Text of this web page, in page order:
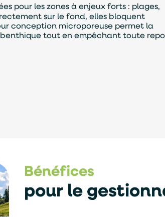
ENVOYER
pour les zones à enjeux forts : plages,
sur le fond, elles bloquent
conception microporeuse permet la
tout en empêchant toute
Bénéfices
pour le